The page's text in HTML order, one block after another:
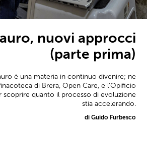
nuovi approcci
(parte prima)
è una materia in continuo divenire; ne
di Brera, Open Care, e l'Opificio
scoprire quanto il processo di evoluzione
stia accelerando.
di Guido Furbesco